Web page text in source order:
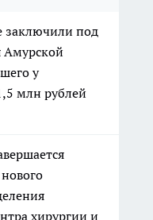
заключили под
Амурской
у
млн рублей
хирургии и